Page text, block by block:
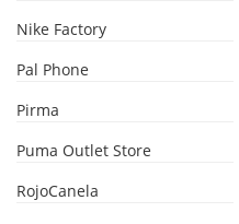
Nike Factory
Pal Phone
Pirma
Puma Outlet Store
RojoCanela